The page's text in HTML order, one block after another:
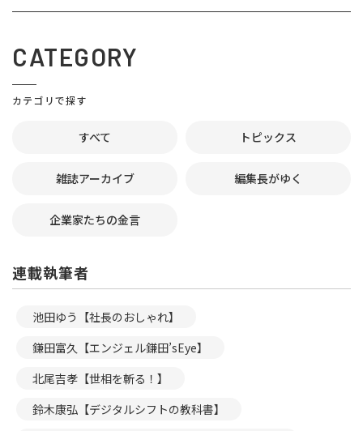
CATEGORY
カテゴリで探す
すべて トピックス
雑誌アーカイブ 編集長がゆく
企業家たちの金言
連載執筆者
池田ゆう【社長のおしゃれ】
鎌田富久【エンジェル鎌田’sEye】
北尾吉孝【世相を斬る！】
鈴木康弘【デジタルシフトの教科書】